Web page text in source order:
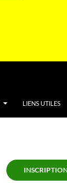
LIENS UTILES